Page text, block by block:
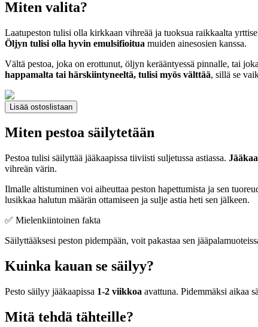
Miten valita?
Laatupeston tulisi olla kirkkaan vihreää ja tuoksua raikkaalta
Öljyn tulisi olla hyvin emulsifioitua muiden ainesosien kanssa.
Vältä pestoa, joka on erottunut, öljyn kerääntyessä pinnalle, tai
happamalta tai härskiintyneeltä, tulisi myös välttää, sillä se
Lisää ostoslistaan
Miten pestoa säilytetään
Pestoa tulisi säilyttää jääkaapissa tiiviisti suljetussa astiassa.
vihreän värin.
Ilmalle altistuminen voi aiheuttaa peston hapettumista ja sen
lusikkaa halutun määrän ottamiseen ja sulje astia heti sen jälkeen.
✅ Mielenkiintoinen fakta
Säilyttääksesi peston pidempään, voit pakastaa sen
Kuinka kauan se säilyy?
Pesto säilyy jääkaapissa 1-2 viikkoa avattuna. Pidemmäksi aikaa
Mitä tehdä tähteille?